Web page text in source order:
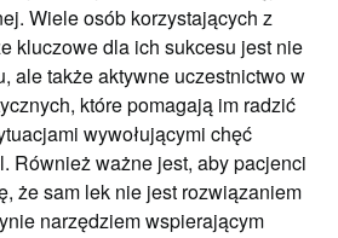
Wiele osób korzystających z
kluczowe dla ich sukcesu jest nie
ale także aktywne uczestnictwo w
które pomagają im radzić
wywołującymi chęć
Również ważne jest, aby pacjenci
że sam lek nie jest rozwiązaniem
narzędziem wspierającym